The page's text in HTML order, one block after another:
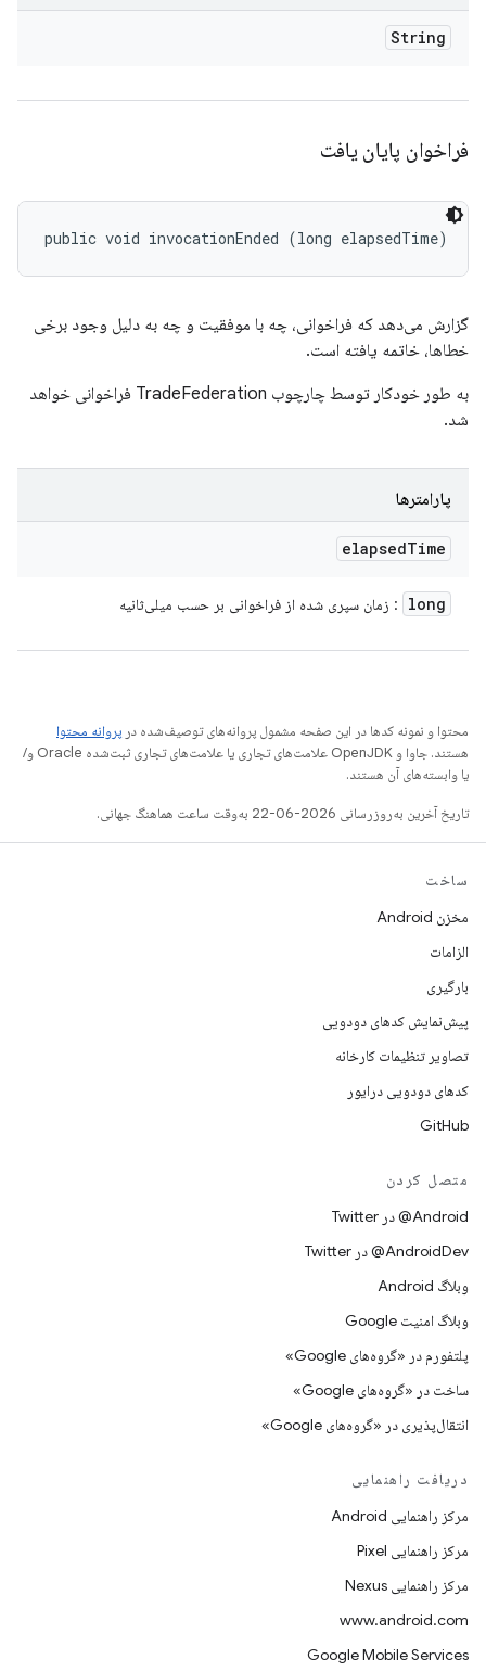
String
فراخوان پایان یافت
public void invocationEnded (long elapsedTime)
گزارش می‌دهد که فراخوانی، چه با موفقیت و چه به دلیل وجود برخی
خطاها، خاتمه یافته است.
به طور خودکار توسط چارچوب TradeFederation فراخوانی خواهد
شد.
پارامترها
elapsedTime
long : زمان سپری شده از فراخوانی بر حسب میلی‌ثانیه
محتوا و نمونه کدها در این صفحه مشمول پروانه‌های توصیف‌شده در پروانه محتوا
هستند. جاوا و OpenJDK علامت‌های تجاری یا علامت‌های تجاری ثبت‌شده Oracle و/
یا وابسته‌های آن هستند.
تاریخ آخرین به‌روزرسانی 2026-06-22 به‌وقت ساعت هماهنگ جهانی.
ساخت
مخزن Android
الزامات
بارگیری
پیش‌نمایش کدهای دودویی
تصاویر تنظیمات کارخانه
کدهای دودویی درایور
GitHub
متصل کردن
Android@ در Twitter
AndroidDev@ در Twitter
وبلاگ Android
وبلاگ امنیت Google
پلتفورم در «گروه‌های Google»
ساخت در «گروه‌های Google»
انتقال‌پذیری در «گروه‌های Google»
دریافت راهنمایی
مرکز راهنمایی Android
مرکز راهنمایی Pixel
مرکز راهنمایی Nexus
www.android.com
Google Mobile Services